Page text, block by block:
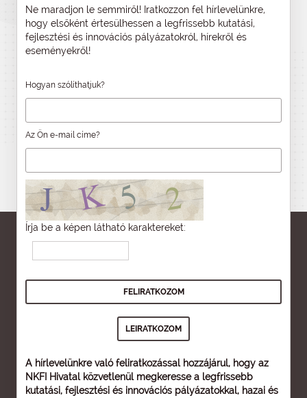
Ne maradjon le semmiről! Iratkozzon fel hírlevelünkre,
hogy elsőként értesülhessen a legfrissebb kutatási,
fejlesztési és innovációs pályázatokról, hírekről és
eseményekről!
Hogyan szólíthatjuk?
Az Ön e-mail címe?
Írja be a képen látható karaktereket:
A hírlevelünkre való feliratkozással hozzájárul, hogy az
NKFI Hivatal közvetlenül megkeresse a legfrissebb
kutatási, fejlesztési és innovációs pályázatokkal, hazai és